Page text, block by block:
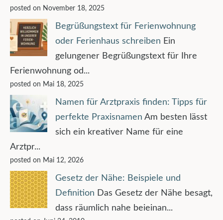
posted on November 18, 2025
Begrüßungstext für Ferienwohnung
oder Ferienhaus schreiben Ein
gelungener Begrüßungstext für Ihre
Ferienwohnung od...
posted on Mai 18, 2025
Namen für Arztpraxis finden: Tipps für
perfekte Praxisnamen Am besten lässt
sich ein kreativer Name für eine
Arztpr...
posted on Mai 12, 2026
Gesetz der Nähe: Beispiele und
Definition Das Gesetz der Nähe besagt,
dass räumlich nahe beieinan...